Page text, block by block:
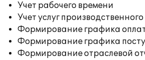
Учет рабочего времени
Учет услуг
Формирование графика
Формирование графика
Формирование отраслевой